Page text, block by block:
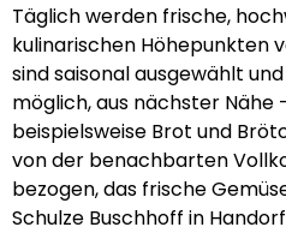
Täglich werden frische,
kulinarischen Höhepunkten
sind saisonal ausgewählt
möglich, aus nächster Nähe
beispielsweise Brot und
von der benachbarten
bezogen, das frische
Schulze Buschhoff in